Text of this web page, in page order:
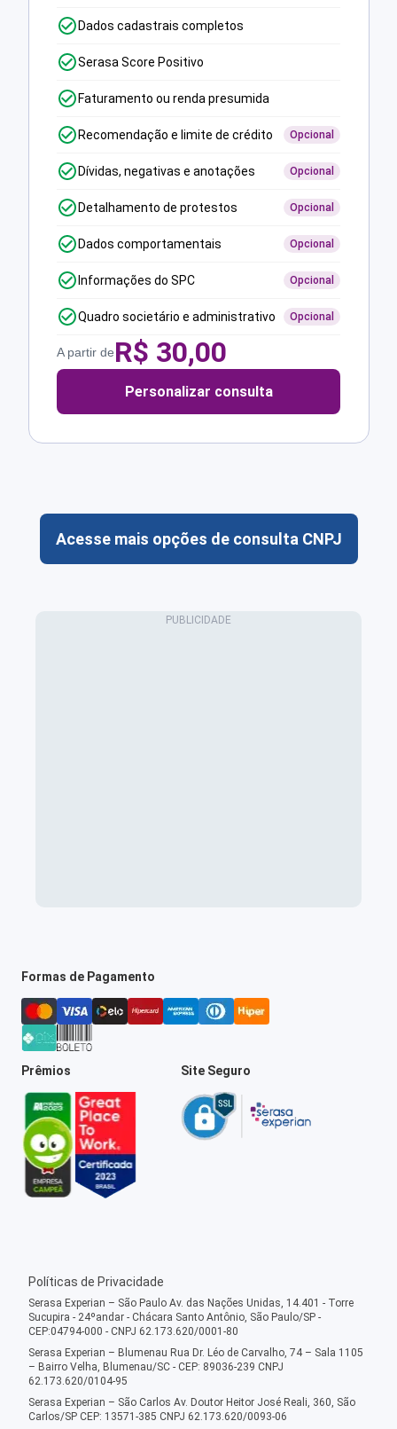
Dados cadastrais completos
Serasa Score Positivo
Faturamento ou renda presumida
Recomendação e limite de crédito Opcional
Dívidas, negativas e anotações Opcional
Detalhamento de protestos Opcional
Dados comportamentais Opcional
Informações do SPC Opcional
Quadro societário e administrativo Opcional
A partir deR$ 30,00
Personalizar consulta
Acesse mais opções de consulta CNPJ
Formas de Pagamento
Prêmios Site Seguro
Políticas de Privacidade
Serasa Experian – São Paulo Av. das Nações Unidas, 14.401 - Torre
Sucupira - 24ºandar - Chácara Santo Antônio, São Paulo/SP -
CEP:04794-000 - CNPJ 62.173.620/0001-80
Serasa Experian – Blumenau Rua Dr. Léo de Carvalho, 74 – Sala 1105
– Bairro Velha, Blumenau/SC - CEP: 89036-239 CNPJ
62.173.620/0104-95
Serasa Experian – São Carlos Av. Doutor Heitor José Reali, 360, São
Carlos/SP CEP: 13571-385 CNPJ 62.173.620/0093-06